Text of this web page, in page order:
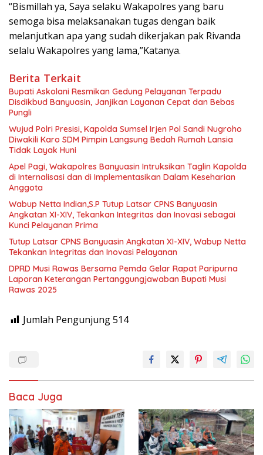
“Bismillah ya, Saya selaku Wakapolres yang baru
semoga bisa melaksanakan tugas dengan baik
melanjutkan apa yang sudah dikerjakan pak Rivanda
selalu Wakapolres yang lama,”Katanya.
Berita Terkait
Bupati Askolani Resmikan Gedung Pelayanan Terpadu
Disdikbud Banyuasin, Janjikan Layanan Cepat dan Bebas
Pungli
Wujud Polri Presisi, Kapolda Sumsel Irjen Pol Sandi Nugroho
Diwakili Karo SDM Pimpin Langsung Bedah Rumah Lansia
Tidak Layak Huni
Apel Pagi, Wakapolres Banyuasin Intruksikan Taglin Kapolda
di Internalisasi dan di Implementasikan Dalam Keseharian
Anggota
Wabup Netta Indian,S.P Tutup Latsar CPNS Banyuasin
Angkatan XI-XIV, Tekankan Integritas dan Inovasi sebagai
Kunci Pelayanan Prima
Tutup Latsar CPNS Banyuasin Angkatan XI-XIV, Wabup Netta
Tekankan Integritas dan Inovasi Pelayanan
DPRD Musi Rawas Bersama Pemda Gelar Rapat Paripurna
Laporan Keterangan Pertanggungjawaban Bupati Musi
Rawas 2025
Jumlah Pengunjung514
Baca Juga